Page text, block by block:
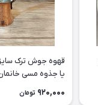
یا جذوه مسی
920,000 تومان